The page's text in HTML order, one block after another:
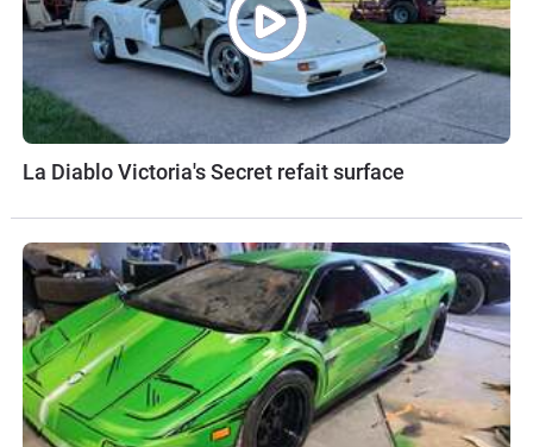
La Diablo Victoria's Secret refait surface